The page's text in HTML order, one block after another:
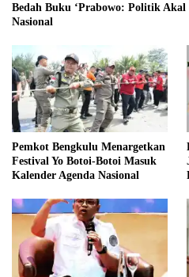
Bedah Buku ‘Prabowo: Politik Akal
Nasional
Pemkot Bengkulu Menargetkan
Festival Yo Botoi-Botoi Masuk
Kalender Agenda Nasional